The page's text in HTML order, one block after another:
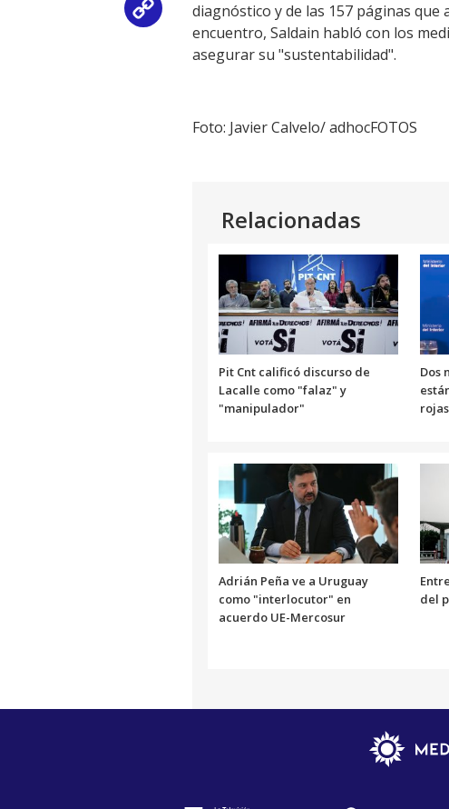
Copy
Link
diagnóstico y de las 157 páginas
encuentro, Saldain habló con los
asegurar su "sustentabilidad".
Foto: Javier Calvelo/ adhocFOTOS
Relacionadas
Pit Cnt calificó discurso de
Lacalle como "falaz" y
"manipulador"
Dos
Adrián Peña ve a Uruguay
como "interlocutor" en
acuerdo UE-Mercosur
del